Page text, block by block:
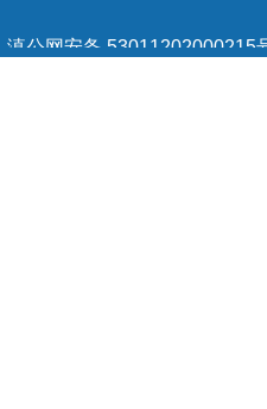
滇公网安备 53011202000215